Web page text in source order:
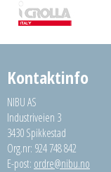
Kontaktinfo
NIBU AS
Industriveien 3
3430 Spikkestad
Org.nr: 924 748 842
E-post: ordre@nibu.no